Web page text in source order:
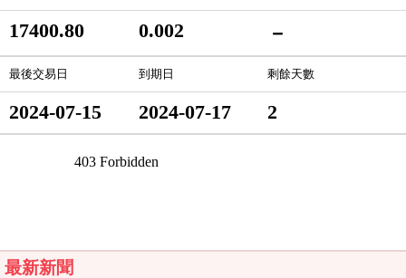
17400.80 0.002 －
最後交易日 到期日 剩餘天數
2024-07-15 2024-07-17 2
最新新聞